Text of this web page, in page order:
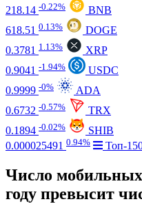
218.14 -0.22%
BNB
618.51 0.13%
DOGE
0.3781 1.13%
XRP
0.9041 -1.94%
USDC
0.9999 -0%
ADA
0.6732 -0.57%
TRX
0.1894 -0.02%
SHIB
0.000025491 0.94% Топ-
Число мобильных
году превысит